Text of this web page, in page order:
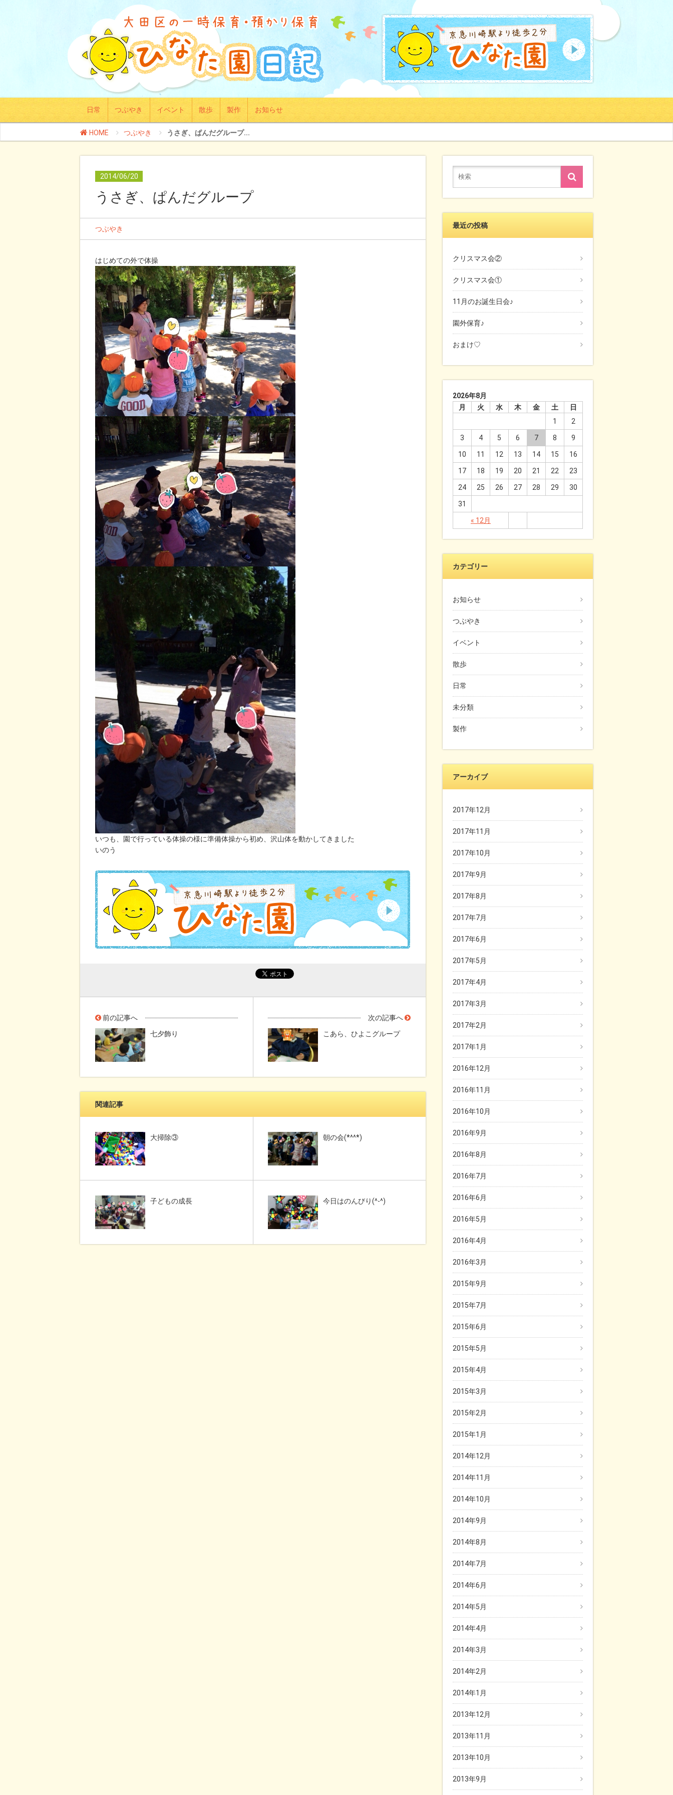
日常 つぶやき イベント 散歩 製作 お知らせ
HOME つぶやき うさぎ、ぱんだグループ...
2014/06/20
うさぎ、ぱんだグループ
つぶやき
はじめての外で体操
いつも、園で行っている体操の様に準備体操から初め、沢山体を動かしてきました
いのう
前の記事へ
七夕飾り
次の記事へ
こあら、ひよこグループ
関連記事
大掃除③ 朝の会(*^^*)
子どもの成長 今日はのんびり(^-^)
最近の投稿
クリスマス会②
クリスマス会①
11月のお誕生日会♪
園外保育♪
おまけ♡
2026年8月
月
火 水 木 金 土 日
« 12月
1 2
3 4 5 6 7 8 9
10 11 12 13 14 15 16
17 18 19 20 21 22 23
24 25 26 27 28 29 30
31
カテゴリー
お知らせ
つぶやき
イベント
散歩
日常
未分類
製作
アーカイブ
2017年12月
2017年11月
2017年10月
2017年9月
2017年8月
2017年7月
2017年6月
2017年5月
2017年4月
2017年3月
2017年2月
2017年1月
2016年12月
2016年11月
2016年10月
2016年9月
2016年8月
2016年7月
2016年6月
2016年5月
2016年4月
2016年3月
2015年9月
2015年7月
2015年6月
2015年5月
2015年4月
2015年3月
2015年2月
2015年1月
2014年12月
2014年11月
2014年10月
2014年9月
2014年8月
2014年7月
2014年6月
2014年5月
2014年4月
2014年3月
2014年2月
2014年1月
2013年12月
2013年11月
2013年10月
2013年9月